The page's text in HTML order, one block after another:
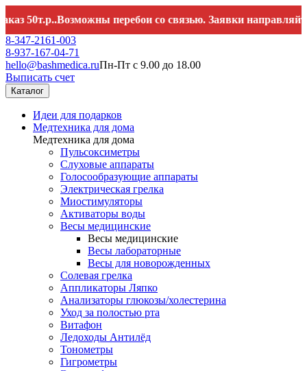
перебои со связью. Заявки направляйте на
8-347-2161-003
8-937-167-04-71
hello@bashmedica.ruПн-Пт с 9.00 до 18.00
Выписать счет
Каталог
Идеи для подарков
Медтехника для дома
Медтехника для дома
Пульсоксиметры
Слуховые аппараты
Голосообразующие аппараты
Электрическая грелка
Миостимуляторы
Активаторы воды
Весы медицинские
Весы медицинские
Весы лабораторные
Весы для новорожденных
Солевая грелка
Аппликаторы Ляпко
Анализаторы глюкозы/холестерина
Уход за полостью рта
Витафон
Ледоходы Антилёд
Тонометры
Гигрометры